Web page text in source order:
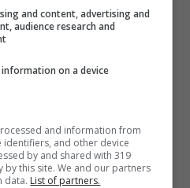
poter basare anche
and content, advertising and
audience research and
on a device
and information from
identifiers, and other device
by and shared with 319
by this site. We and our partners
data. List of partners.